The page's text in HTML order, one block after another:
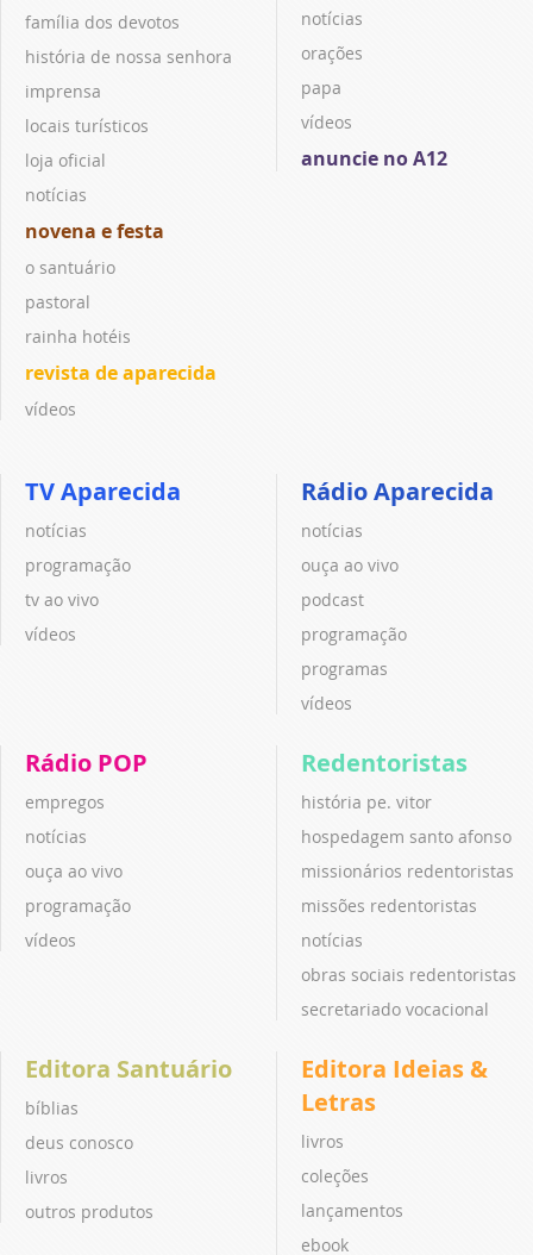
família dos devotos
história de nossa senhora
imprensa
locais turísticos
loja oficial
notícias
novena e festa
o santuário
pastoral
rainha hotéis
revista de aparecida
vídeos
notícias
orações
papa
vídeos
anuncie no A12
TV Aparecida
notícias
programação
tv ao vivo
vídeos
Rádio Aparecida
notícias
ouça ao vivo
podcast
programação
programas
vídeos
Rádio POP
empregos
notícias
ouça ao vivo
programação
vídeos
Redentoristas
história pe. vitor
hospedagem santo afonso
missionários redentoristas
missões redentoristas
notícias
obras sociais redentoristas
secretariado vocacional
Editora Santuário
bíblias
deus conosco
livros
outros produtos
Editora Ideias &
Letras
livros
coleções
lançamentos
ebook